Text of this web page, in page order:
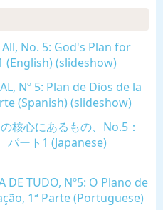
No. 5: God's Plan for
(English) (slideshow)
Nº 5: Plan de Dios de la
(Spanish) (slideshow)
核心にあるもの、No.5：
パート1 (Japanese)
DE TUDO, Nº5: O Plano de
1ª Parte (Portuguese)